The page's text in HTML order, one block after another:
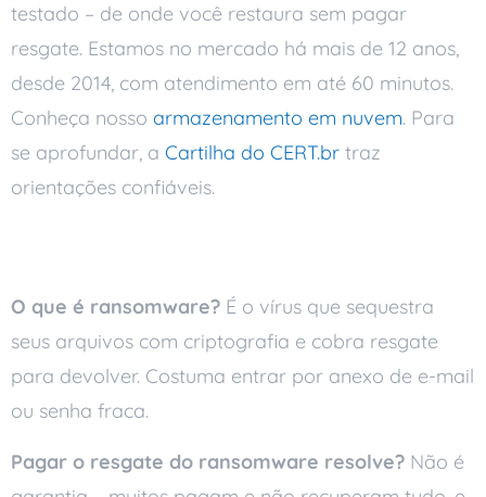
testado – de onde você restaura sem pagar
resgate. Estamos no mercado há mais de 12 anos,
desde 2014, com atendimento em até 60 minutos.
Conheça nosso armazenamento em nuvem. Para
se aprofundar, a Cartilha do CERT.br traz
orientações confiáveis.
O que é ransomware? É o vírus que sequestra
seus arquivos com criptografia e cobra resgate
para devolver. Costuma entrar por anexo de e-mail
ou senha fraca.
Pagar o resgate do ransomware resolve? Não é